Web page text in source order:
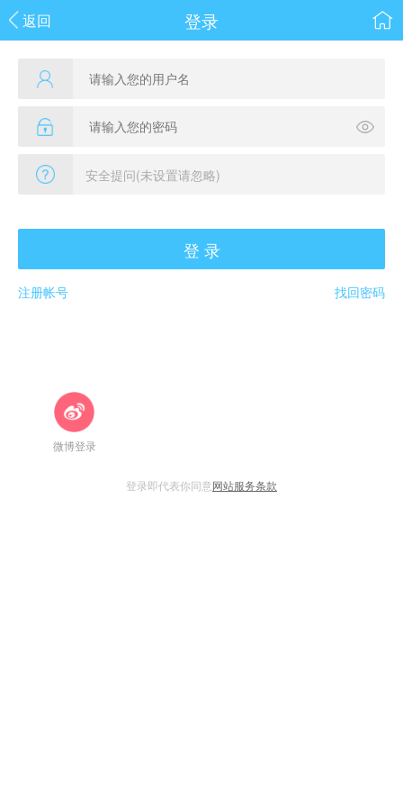
返回 登录
登 录
注册帐号 找回密码
微博登录
登录即代表你同意网站服务条款